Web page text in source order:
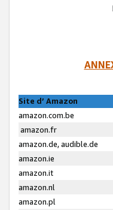
Site d’ Amazon
amazon.com.be
amazon.fr
amazon.de, audible.de
amazon.ie
amazon.it
amazon.nl
amazon.pl